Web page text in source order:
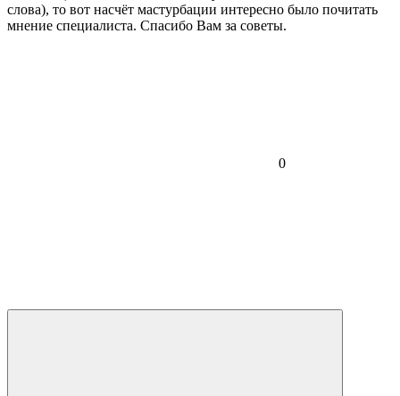
слова), то вот насчёт мастурбации интересно было почитать
мнение специалиста. Спасибо Вам за советы.
0